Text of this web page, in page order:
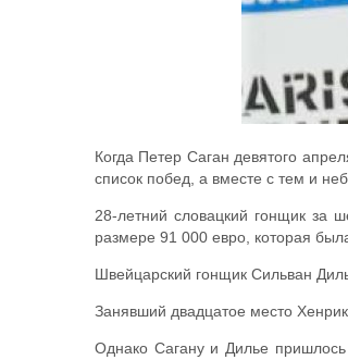
Когда Петер Саган девятого
список побед, а вместе с тем и
28-летний словацкий гонщик за
размере 91 000 евро, которая
Швейцарский гонщик Сильван
Занявший двадцатое место
Однако Сагану и Дилье